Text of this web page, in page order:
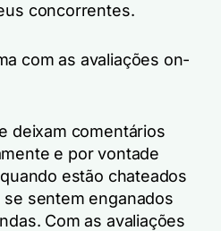
concorrentes.
com as avaliações on-
deixam comentários
e por vontade
estão chateados
sentem enganados
Com as avaliações